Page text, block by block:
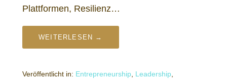
Plattformen, Resilienz…
WEITERLESEN →
Veröffentlicht in: Entrepreneurship Leadership